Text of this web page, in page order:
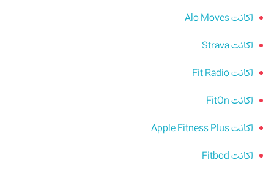
اکانت Alo Moves
اکانت Strava
اکانت Fit Radio
اکانت FitOn
اکانت Apple Fitness Plus
اکانت Fitbod